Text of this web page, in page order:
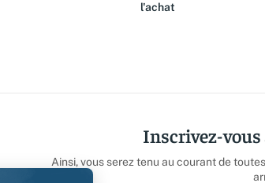
l'achat
Inscrivez-
Ainsi, vous serez tenu au courant de